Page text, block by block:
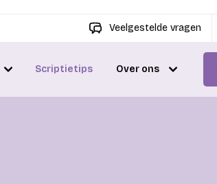
Veelgestelde vragen
Scriptietips Over ons